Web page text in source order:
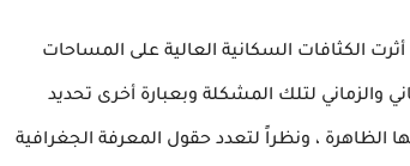
الكثافات السكانية العالية على المساحات
والزماني لتلك المشكلة وبعبارة أخرى تحديد
الظاهرة ، ونظراً لتعدد حقول المعرفة الجغرافية